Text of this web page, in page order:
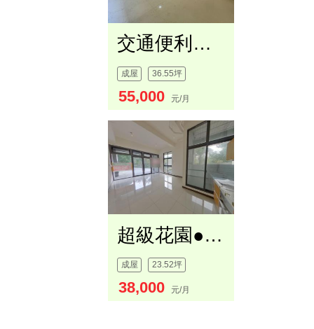
交通便利美觀金店面
成屋 36.55坪
55,000 元/月
超級花園●店面
成屋 23.52坪
38,000 元/月